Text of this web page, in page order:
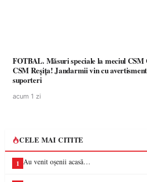
FOTBAL. Măsuri speciale la meciul
CSM Reșița! Jandarmii vin cu
suporteri
acum 1 zi
CELE MAI CITITE
1 Au venit oșenii acasă…